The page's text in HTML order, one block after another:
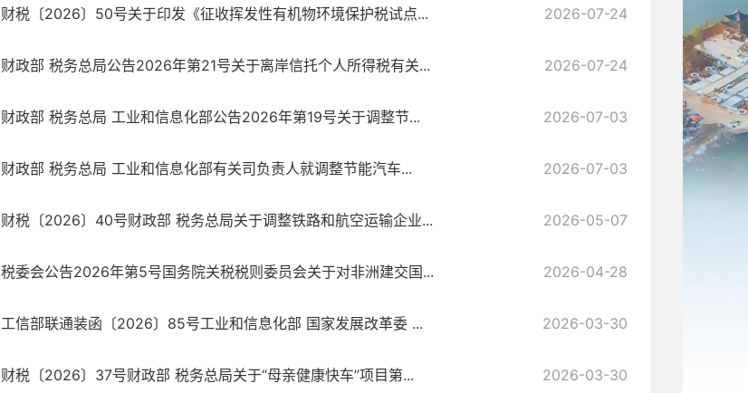
财税〔2026〕50号关于印发《征收挥发性有机物环境保护税试点... 2026-07-24
财政部 税务总局公告2026年第21号关于离岸信托个人所得税有关... 2026-07-24
财政部 税务总局 工业和信息化部公告2026年第19号关于调整节... 2026-07-03
财政部 税务总局 工业和信息化部有关司负责人就调整节能汽车... 2026-07-03
财税〔2026〕40号财政部 税务总局关于调整铁路和航空运输企业... 2026-05-07
税委会公告2026年第5号国务院关税税则委员会关于对非洲建交国... 2026-04-28
工信部联通装函〔2026〕85号工业和信息化部 国家发展改革委 ... 2026-03-30
财税〔2026〕37号财政部 税务总局关于“母亲健康快车”项目第... 2026-03-30